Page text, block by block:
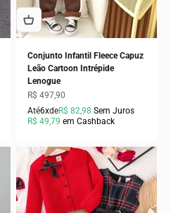
Conjunto Infantil Fleece Capuz
Leão Cartoon Intrépide
Lenogue
Preço promocional
R$ 497,90
Até6xdeR$ 82,98 Sem Juros
R$ 49,79 em Cashback